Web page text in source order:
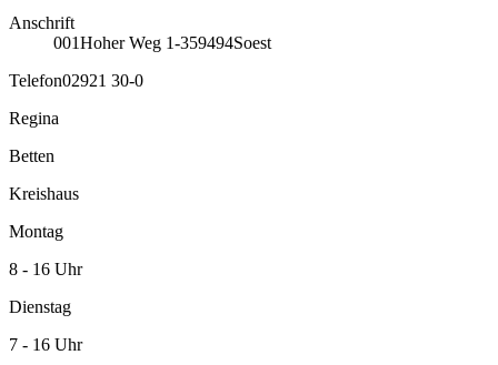
Anschrift
001Hoher Weg 1-359494Soest
Telefon02921 30-0
Regina
Betten
Kreishaus
Montag
8 - 16 Uhr
Dienstag
7 - 16 Uhr